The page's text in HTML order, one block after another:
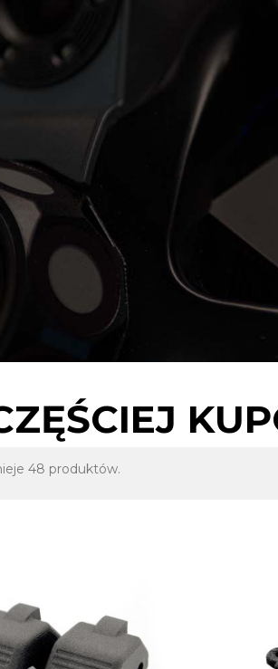
48 produktów.